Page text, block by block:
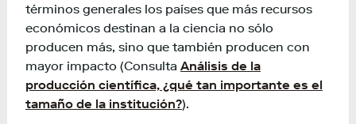
términos generales los países que más recursos
económicos destinan a la ciencia no sólo
producen más, sino que también producen con
mayor impacto (Consulta Análisis de la
producción científica, ¿qué tan importante es el
tamaño de la institución?).